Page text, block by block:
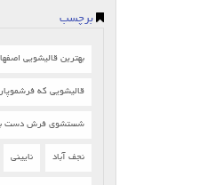
برچسب
بهترین قالیشویی
قالیشویی که
شستشوی فرش دست
نجف آباد نایینی